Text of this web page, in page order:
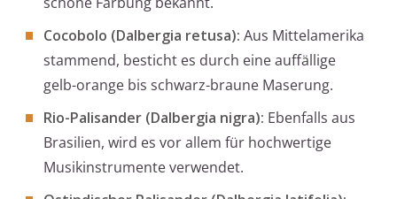
Cocobolo (Dalbergia retusa): Aus Mittelamerika
stammend, besticht es durch eine auffällige
gelb-orange bis schwarz-braune Maserung.
Rio-Palisander (Dalbergia nigra): Ebenfalls aus
Brasilien, wird es vor allem für hochwertige
Musikinstrumente verwendet.